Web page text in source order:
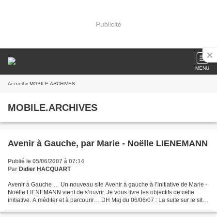
Publicité
MENU
Accueil » MOBILE.ARCHIVES
MOBILE.ARCHIVES
Avenir à Gauche, par Marie - Noëlle LIENEMANN
Publié le 05/06/2007 à 07:14
Par Didier HACQUART
Avenir à Gauche … Un nouveau site Avenir à gauche à l’initiative de Marie -
Noëlle LIENEMANN vient de s’ouvrir. Je vous livre les objectifs de cette
initiative. A méditer et à parcourir… DH Maj du 06/06/07 : La suite sur le site